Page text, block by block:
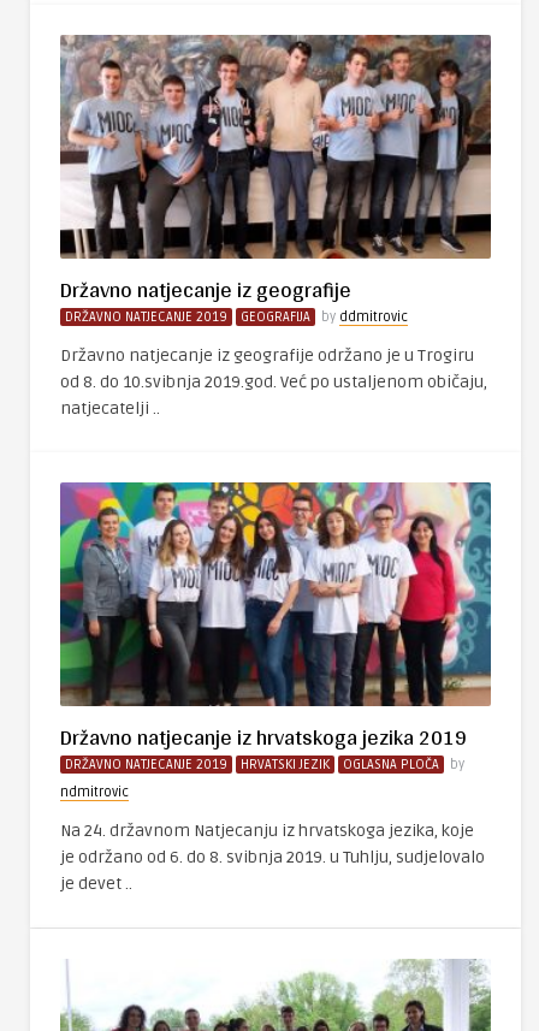
Državno natjecanje iz geografije
DRŽAVNO NATJECANJE 2019 GEOGRAFIJA by ddmitrovic
Državno natjecanje iz geografije održano je u Trogiru
od 8. do 10.svibnja 2019.god. Već po ustaljenom običaju,
natjecatelji ..
Državno natjecanje iz hrvatskoga jezika 2019
DRŽAVNO NATJECANJE 2019 HRVATSKI JEZIK OGLASNA PLOČA
by
ndmitrovic
Na 24. državnom Natjecanju iz hrvatskoga jezika, koje
je održano od 6. do 8. svibnja 2019. u Tuhlju, sudjelovalo
je devet ..